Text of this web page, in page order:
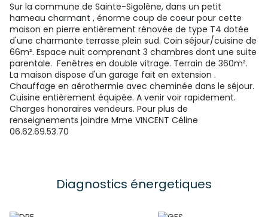
Sur la commune de Sainte-Sigolène, dans un petit
hameau charmant , énorme coup de coeur pour cette
maison en pierre entièrement rénovée de type T4 dotée
d'une charmante terrasse plein sud. Coin séjour/cuisine de
66m². Espace nuit comprenant 3 chambres dont une suite
parentale. Fenêtres en double vitrage. Terrain de 360m².
La maison dispose d'un garage fait en extension .
Chauffage en aérothermie avec cheminée dans le séjour.
Cuisine entièrement équipée. A venir voir rapidement.
Charges honoraires vendeurs. Pour plus de
renseignements joindre Mme VINCENT Céline
06.62.69.53.70
Diagnostics énergetiques